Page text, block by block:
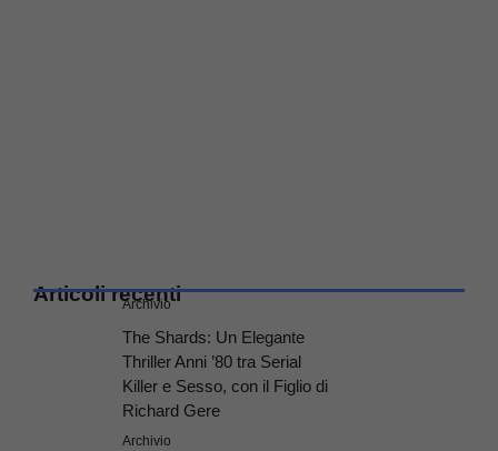
Articoli recenti
Archivio
The Shards: Un Elegante
Thriller Anni ’80 tra Serial
Killer e Sesso, con il Figlio di
Richard Gere
Archivio